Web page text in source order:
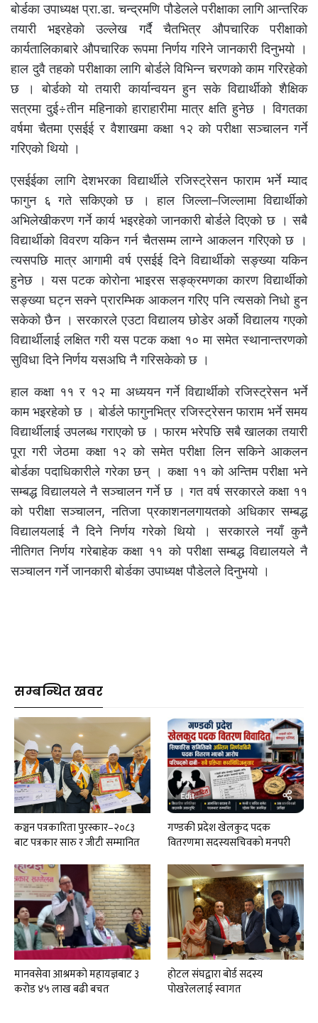
बोर्डका उपाध्यक्ष प्रा.डा. चन्द्रमणि पौडेलले परीक्षाका लागि आन्तरिक
तयारी भइरहेको उल्लेख गर्दै चैतभित्र औपचारिक परीक्षाको
कार्यतालिकाबारे औपचारिक रूपमा निर्णय गरिने जानकारी दिनुभयो ।
हाल दुवै तहको परीक्षाका लागि बोर्डले विभिन्न चरणको काम गरिरहेको
छ । बोर्डको यो तयारी कार्यान्वयन हुन सके विद्यार्थीको शैक्षिक
सत्रमा दुई÷तीन महिनाको हाराहारीमा मात्र क्षति हुनेछ । विगतका
वर्षमा चैतमा एसईई र वैशाखमा कक्षा १२ को परीक्षा सञ्चालन गर्ने
गरिएको थियो ।
एसईईका लागि देशभरका विद्यार्थीले रजिस्ट्रेसन फाराम भर्ने म्याद
फागुन ६ गते सकिएको छ । हाल जिल्ला–जिल्लामा विद्यार्थीको
अभिलेखीकरण गर्ने कार्य भइरहेको जानकारी बोर्डले दिएको छ । सबै
विद्यार्थीको विवरण यकिन गर्न चैतसम्म लाग्ने आकलन गरिएको छ ।
त्यसपछि मात्र आगामी वर्ष एसईई दिने विद्यार्थीको सङ्ख्या यकिन
हुनेछ । यस पटक कोरोना भाइरस सङ्क्रमणका कारण विद्यार्थीको
सङ्ख्या घट्न सक्ने प्रारम्भिक आकलन गरिए पनि त्यसको निधो हुन
सकेको छैन । सरकारले एउटा विद्यालय छोडेर अर्को विद्यालय गएको
विद्यार्थीलाई लक्षित गरी यस पटक कक्षा १० मा समेत स्थानान्तरणको
सुविधा दिने निर्णय यसअघि नै गरिसकेको छ ।
हाल कक्षा ११ र १२ मा अध्ययन गर्ने विद्यार्थीको रजिस्ट्रेसन भर्ने
काम भइरहेको छ । बोर्डले फागुनभित्र रजिस्ट्रेसन फाराम भर्ने समय
विद्यार्थीलाई उपलब्ध गराएको छ । फारम भरेपछि सबै खालका तयारी
पूरा गरी जेठमा कक्षा १२ को समेत परीक्षा लिन सकिने आकलन
बोर्डका पदाधिकारीले गरेका छन् । कक्षा ११ को अन्तिम परीक्षा भने
सम्बद्ध विद्यालयले नै सञ्चालन गर्ने छ । गत वर्ष सरकारले कक्षा ११
को परीक्षा सञ्चालन, नतिजा प्रकाशनलगायतको अधिकार सम्बद्ध
विद्यालयलाई नै दिने निर्णय गरेको थियो । सरकारले नयाँ कुनै
नीतिगत निर्णय गरेबाहेक कक्षा ११ को परीक्षा सम्बद्ध विद्यालयले नै
सञ्चालन गर्ने जानकारी बोर्डका उपाध्यक्ष पौडेलले दिनुभयो ।
सम्बन्धित खवर
कञ्चन पत्रकारिता पुरस्कार–२०८३
बाट पत्रकार सारु र जीटी सम्मानित
गण्डकी प्रदेश खेलकुद पदक
वितरणमा सदस्यसचिवकाे मनपरी
मानवसेवा आश्रमकाे‌ महायज्ञबाट ३
करोड ४५ लाख बढी बचत
होटल संघद्वारा बोर्ड सदस्य
पोखरेललाई स्वागत